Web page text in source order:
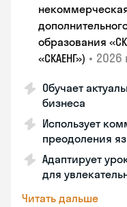
образования
«СКАЕНГ») • 2026
Обучает
бизнеса
Использует
преодоления
Адаптирует
для
Читать дальше